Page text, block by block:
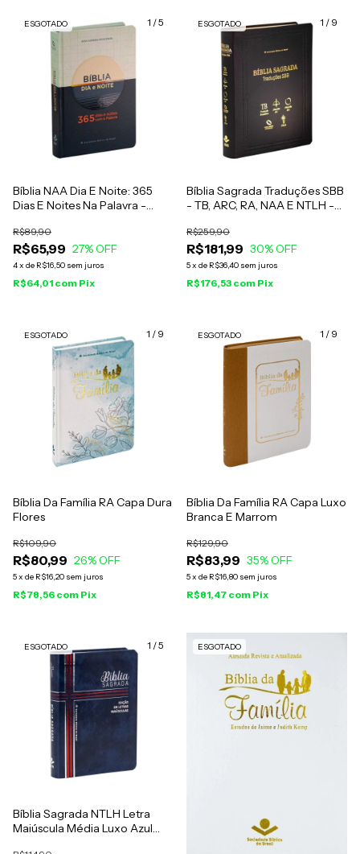
1 /5
ESGOTADO
Bíblia NAA Dia E Noite: 365
Dias E Noites Na Palavra -
R$65,99
R$89,90
27% OFF
4x de R$16,50 sem juros
R$64,01 com Pix
1 / 9
ESGOTADO
Bíblia Sagrada Traduções SBB
- TB, ARC, RA, NAA E NTLH -
R$181,99
R$259,90
30% OFF
5x de R$36,40 sem juros
R$176,53 com Pix
1 / 9
ESGOTADO
Bíblia Da Família RA Capa Dura
Flores
R$80,99
R$109,90
26% OFF
5x de R$16,20 sem juros
R$78,56 com Pix
1 / 9
ESGOTADO
Bíblia Da Família RA Capa Luxo
Branca E Marrom
R$83,99
R$129,90
35% OFF
5x de R$16,80 sem juros
R$81,47 com Pix
1 /5
ESGOTADO
Bíblia Sagrada NTLH Letra
Maiúscula Média Luxo Azul
ESGOTADO